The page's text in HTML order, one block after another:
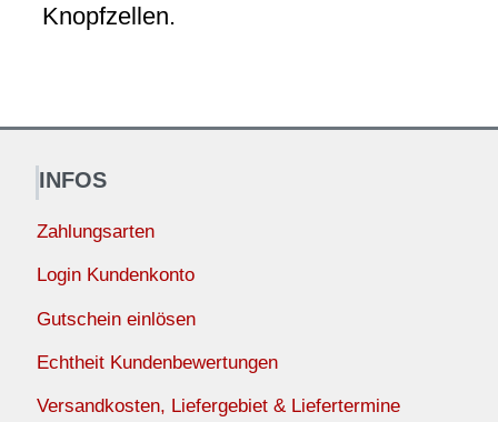
Knopfzellen.
INFOS
Zahlungsarten
Login Kundenkonto
Gutschein einlösen
Echtheit Kundenbewertungen
Versandkosten, Liefergebiet & Liefertermine